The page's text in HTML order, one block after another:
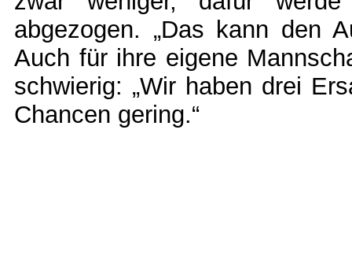
abgezogen. „Das kann den
Auch für ihre eigene
schwierig: „Wir haben drei
Chancen gering.“